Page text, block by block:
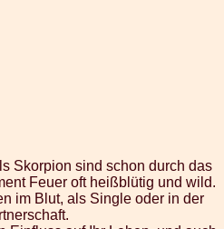
Skorpion sind schon durch das
Feuer oft heißblütig und wild.
im Blut, als Single oder in der